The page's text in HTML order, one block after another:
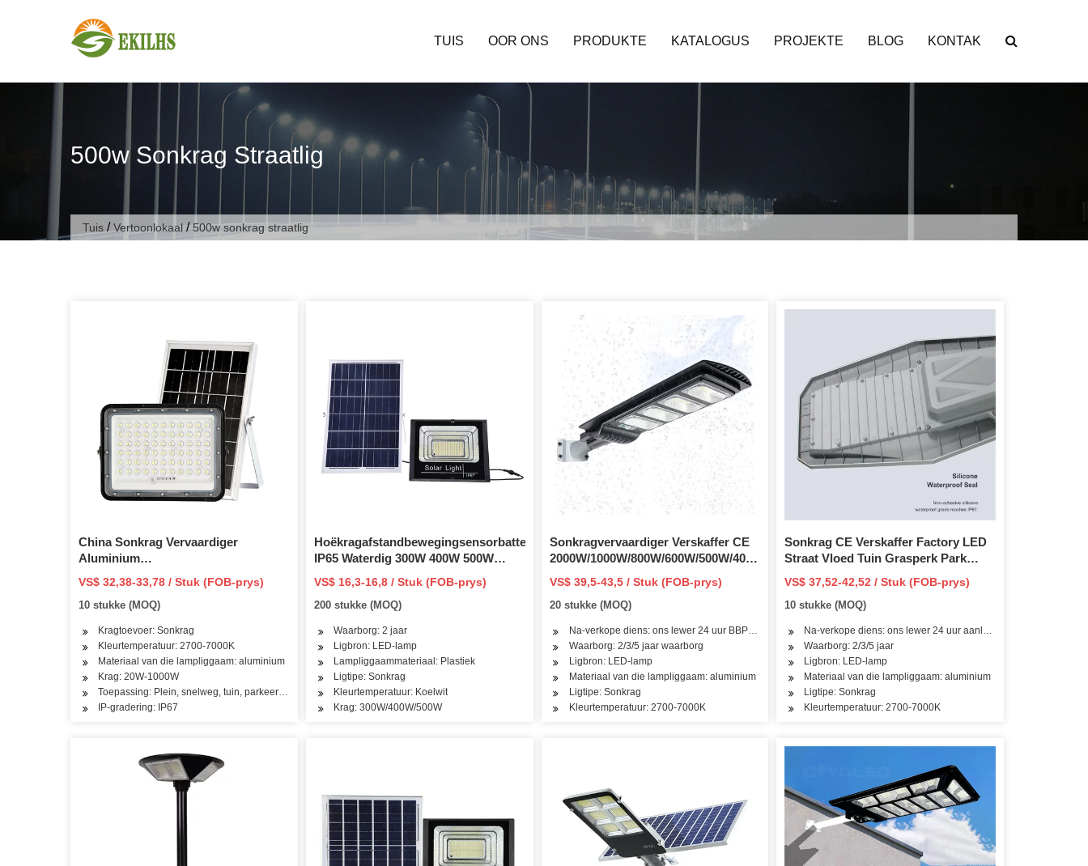
TUIS OOR ONS PRODUKTE KATALOGUS PROJEKTE BLOG KONTAK
500w Sonkrag Straatlig
Tuis /Vertoonlokaal/500w sonkrag straatlig
China Sonkrag Vervaardiger
Aluminium
2000/1000/800/600/500W/400/300/200/100W
LED Sensor IP66 Straat Buitelug
Alles in Een Kamera ABS COB Muur
VS$ 32,38-33,78 / Stuk (FOB-prys)
10 stukke (MOQ)
Kragtoevoer: Sonkrag
Kleurtemperatuur: 2700-7000K
Materiaal van die lampliggaam: aluminium
Krag: 20W-1000W
Toepassing: Plein, snelweg, tuin, parkeerterrein, straat, pad, park
IP-gradering: IP67
Hoëkragafstandbewegingsensorbattery
IP65 Waterdig 300W 400W 500W
Geïntegreerde LED Alles in Een
Solar Straatlig
VS$ 16,3-16,8 / Stuk (FOB-prys)
200 stukke (MOQ)
Waarborg: 2 jaar
Ligbron: LED-lamp
Lampliggaammateriaal: Plastiek
Ligtipe: Sonkrag
Kleurtemperatuur: Koelwit
Krag: 300W/400W/500W
Sonkragvervaardiger Verskaffer CE
2000W/1000W/800W/600W/500W/400W/300W/200W
Sensor LED Straat Buitelugkamera
COB Grasperk Tuin Muur Vloed Tuin
Pad Ligte Fabriek
VS$ 39,5-43,5 / Stuk (FOB-prys)
20 stukke (MOQ)
Na-verkope diens: ons lewer 24 uur BBP-diens
Waarborg: 2/3/5 jaar waarborg
Ligbron: LED-lamp
Materiaal van die lampliggaam: aluminium
Ligtipe: Sonkrag
Kleurtemperatuur: 2700-7000K
Sonkrag CE Verskaffer Factory LED
Straat Vloed Tuin Grasperk Park
Muur Paadjie Landskap Lig
2500W/2000W/1500W/1200W/1000W/800W/600W/
VS$ 37,52-42,52 / Stuk (FOB-prys)
10 stukke (MOQ)
Na-verkope diens: ons lewer 24 uur aanlyn diens
Waarborg: 2/3/5 jaar
Ligbron: LED-lamp
Materiaal van die lampliggaam: aluminium
Ligtipe: Sonkrag
Kleurtemperatuur: 2700-7000K